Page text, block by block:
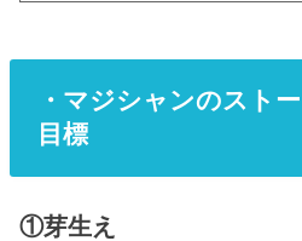
・マジシャンのスト
目標
①芽生え